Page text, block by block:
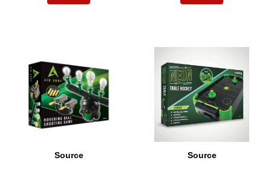
17
Source
18
Source